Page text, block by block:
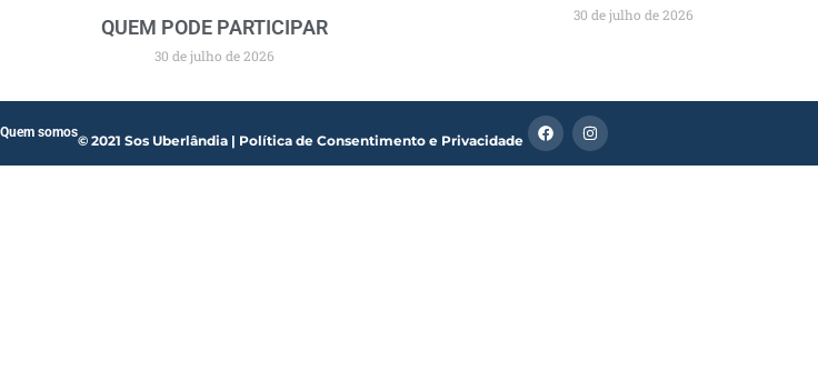
QUEM PODE PARTICIPAR
30 de julho de 2026
30 de julho de 2026
© 2021 Sos Uberlândia | Política de Consentimento e Privacidade
Quem somos
F
a
I
n